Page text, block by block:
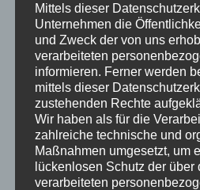
Sparen nötig ist, finden Sie bspw.
Sie doch grade schon mal hier sind!
Ihnen, in welchem Zustand sich
Genaue Analysen zeigen
dann die Lösung die zum Bauwerk
Vielleicht investieren Sie ja das was
Energieproduktion? Eine
und Unabhängigkeit wäre es
In diesem Sinne – besten Gruß aus
Mittels dieser
Unternehmen die
und Zweck der von uns
verarbeiteten
informieren. Ferner werden
mittels dieser
zustehenden Rechte
Wir haben als für die
zahlreiche technische und
Maßnahmen umgesetzt, um
lückenlosen Schutz der über
verarbeiteten